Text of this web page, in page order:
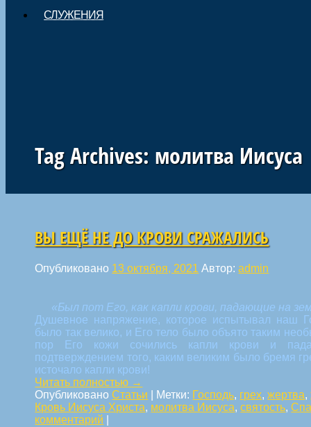
СЛУЖЕНИЯ
Tag Archives: молитва Иисуса
Навигация по статьям
ВЫ ЕЩЁ НЕ ДО КРОВИ СРАЖАЛИСЬ
Опубликовано 13 октября, 2021 Автор:admin
«Был пот Его, как капли крови, падающие на
Душевное напряжение, которое испытывал наш
было так велико, и Его тело было объято таким
пор Его кожи сочились капли крови и
подтверждением того, каким великим было бремя
источало капли крови!
Читать полностью →
ОпубликованоСтатьи Метки: Господь, грех,жертва,
Кровь Иисуса Христа, молитва Иисуса,святость,
комментарий